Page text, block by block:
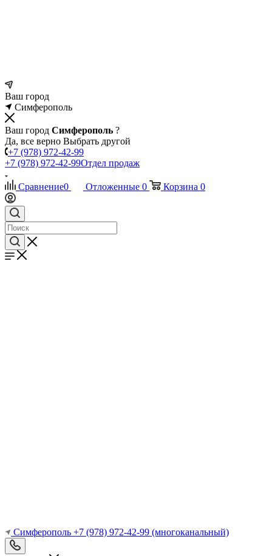
Ваш город
Симферополь
Ваш город Симферополь ?
Да, все верно Выбрать другой
+7 (978) 972-42-99
+7 (978) 972-42-99Отдел продаж
Сравнение0 Отложенные 0 Корзина 0
Симферополь +7 (978) 972-42-99 (многоканальный)